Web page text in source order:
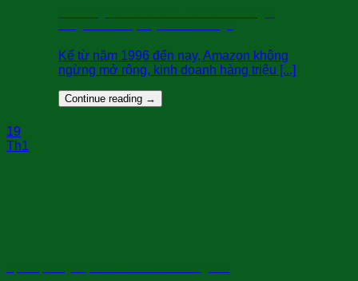
Kể từ năm 1996 đến nay, Amazon không
ngừng mở rộng, kinh doanh hàng triệu [...]
Continue reading →
19
Th1